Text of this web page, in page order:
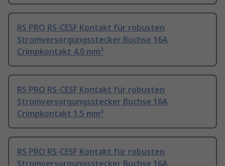
RS PRO RS-CESF Kontakt für robusten
Stromversorgungsstecker Buchse 16A
Crimpkontakt 4.0 mm²
RS PRO RS-CESF Kontakt für robusten
Stromversorgungsstecker Buchse 16A
Crimpkontakt 1.5 mm²
RS PRO RS-CESF Kontakt für robusten
Stromversorgungsstecker Buchse 16A